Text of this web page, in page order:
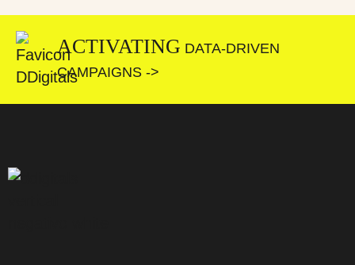
ACTIVATING DATA-DRIVEN
CAMPAIGNS ->